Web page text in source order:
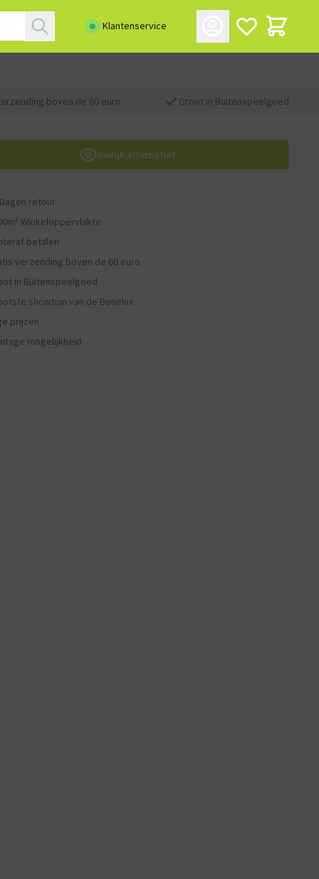
Klantenservice
boven de 60 euro Groot in Buitenspeelgoed
bekijk alternatief
retour
Winkeloppervlakte
betalen
verzending boven de 60 euro
in Buitenspeelgoed
showtuin van de Benelux
prijzen
mogelijkheid